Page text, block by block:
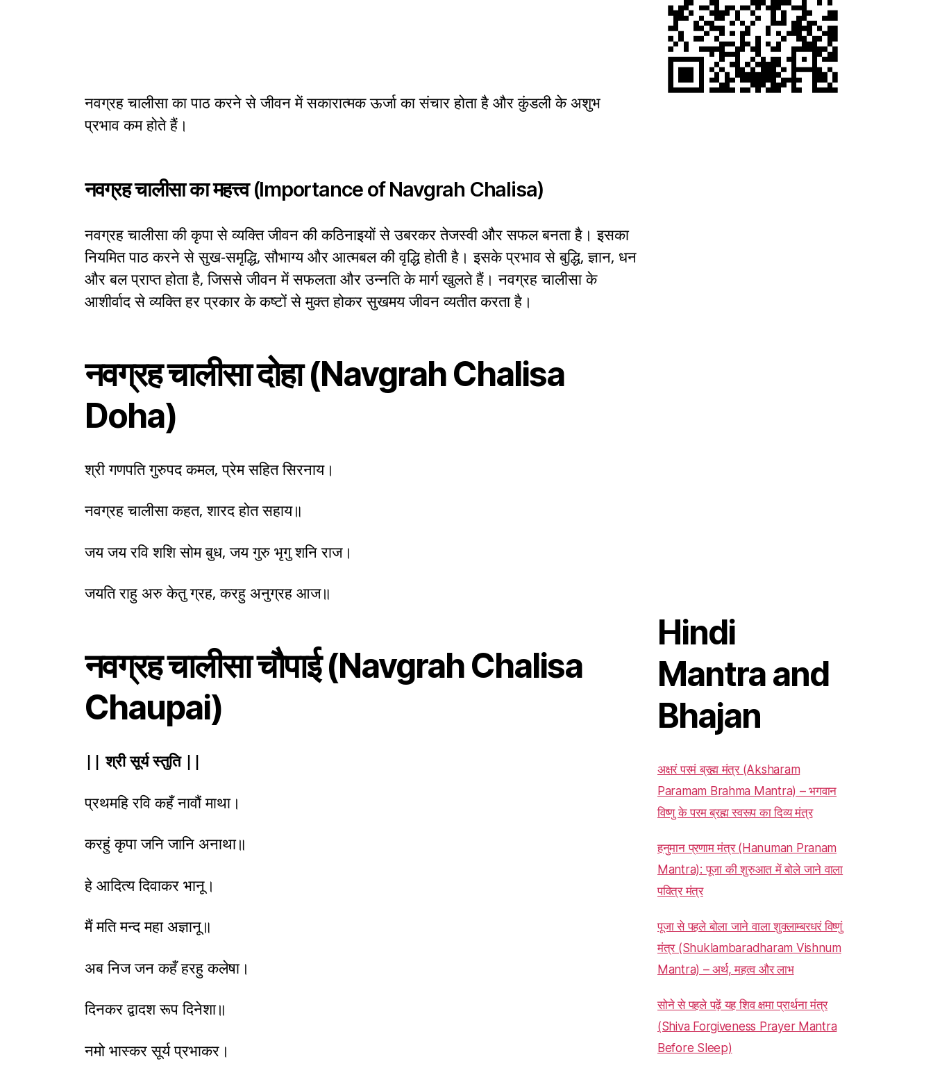
नवग्रह चालीसा का पाठ करने से जीवन में सकारात्मक ऊर्जा का संचार होता है और कुंडली के अशुभ
प्रभाव कम होते हैं।
नवग्रह चालीसा का महत्त्व(Importance of Navgrah Chalisa)
नवग्रह चालीसा की कृपा से व्यक्ति जीवन की कठिनाइयों से उबरकर तेजस्वी और सफल बनता है। इसका
नियमित पाठ करने से सुख-समृद्धि, सौभाग्य और आत्मबल की वृद्धि होती है। इसके प्रभाव से बुद्धि, ज्ञान, धन
और बल प्राप्त होता है, जिससे जीवन में सफलता और उन्नति के मार्ग खुलते हैं। नवग्रह चालीसा के
आशीर्वाद से व्यक्ति हर प्रकार के कष्टों से मुक्त होकर सुखमय जीवन व्यतीत करता है।
नवग्रह चालीसा दोहा (Navgrah Chalisa
Doha)
श्री गणपति गुरुपद कमल, प्रेम सहित सिरनाय।
नवग्रह चालीसा कहत, शारद होत सहाय॥
जय जय रवि शशि सोम बुध, जय गुरु भृगु शनि राज।
जयति राहु अरु केतु ग्रह, करहु अनुग्रह आज॥
नवग्रह चालीसा चौपाई (Navgrah Chalisa
Chaupai)
|| श्री सूर्य स्तुति ||
प्रथमहि रवि कहँ नावौं माथा।
करहुं कृपा जनि जानि अनाथा॥
हे आदित्य दिवाकर भानू।
मैं मति मन्द महा अज्ञानू॥
अब निज जन कहँ हरहु कलेषा।
दिनकर द्वादश रूप दिनेशा॥
नमो भास्कर सूर्य प्रभाकर।
Hindi
Mantra and
Bhajan
अक्षरं परमं ब्रह्म मंत्र (Aksharam
Paramam Brahma Mantra) – भगवान
विष्णु के परम ब्रह्म स्वरूप का दिव्य मंत्र
हनुमान प्रणाम मंत्र (Hanuman Pranam
Mantra): पूजा की शुरुआत में बोले जाने वाला
पवित्र मंत्र
पूजा से पहले बोला जाने वाला शुक्लाम्बरधरं विष्णुं
मंत्र (Shuklambaradharam Vishnum
Mantra) – अर्थ, महत्व और लाभ
सोने से पहले पढ़ें यह शिव क्षमा प्रार्थना मंत्र
(Shiva Forgiveness Prayer Mantra
Before Sleep)